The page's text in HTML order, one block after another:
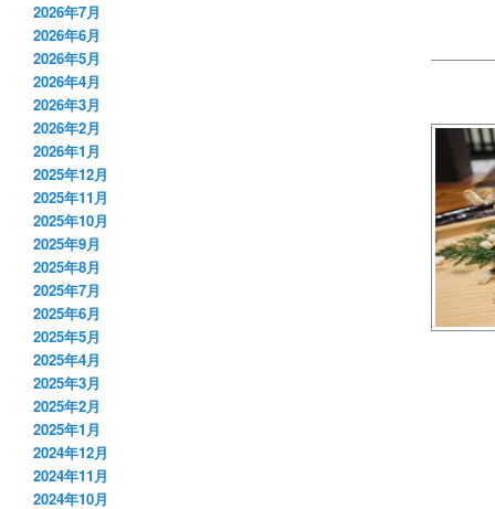
2026年7月
2026年6月
2026年5月
2026年4月
2026年3月
2026年2月
2026年1月
2025年12月
2025年11月
2025年10月
2025年9月
2025年8月
2025年7月
2025年6月
2025年5月
2025年4月
2025年3月
2025年2月
2025年1月
2024年12月
2024年11月
2024年10月